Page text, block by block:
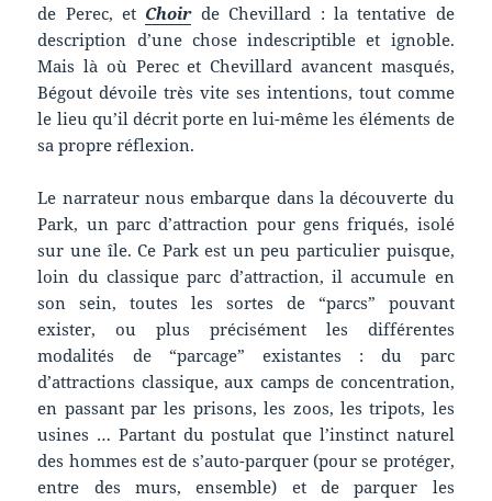
de Perec, et Choirde Chevillard : la tentative de
description d’une chose indescriptible et ignoble.
Mais là où Perec et Chevillard avancent masqués,
Bégout dévoile très vite ses intentions, tout comme
le lieu qu’il décrit porte en lui-même les éléments de
sa propre réflexion.
Le narrateur nous embarque dans la découverte du
Park, un parc d’attraction pour gens friqués, isolé
sur une île. Ce Park est un peu particulier puisque,
loin du classique parc d’attraction, il accumule en
son sein, toutes les sortes de “parcs” pouvant
exister, ou plus précisément les différentes
modalités de “parcage” existantes : du parc
d’attractions classique, aux camps de concentration,
en passant par les prisons, les zoos, les tripots, les
usines … Partant du postulat que l’instinct naturel
des hommes est de s’auto-parquer (pour se protéger,
entre des murs, ensemble) et de parquer les